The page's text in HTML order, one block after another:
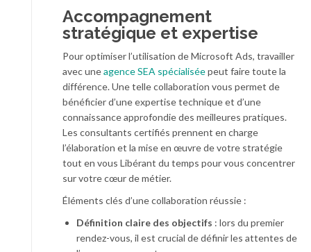
Accompagnement
stratégique et expertise
Pour optimiser l’utilisation de Microsoft Ads, travailler
avec uneagence SEA spécialiséepeut faire toute la
différence. Une telle collaboration vous permet de
bénéficier d’une expertise technique et d’une
connaissance approfondie des meilleures pratiques.
Les consultants certifiés prennent en charge
l’élaboration et la mise en œuvre de votre stratégie
tout en vous Libérant du temps pour vous concentrer
sur votre cœur de métier.
Éléments clés d’une collaboration réussie :
Définition claire des objectifs : lors du premier
rendez-vous, il est crucial de définir les attentes de